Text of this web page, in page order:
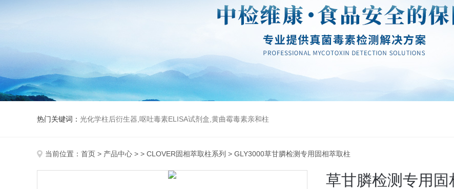
热门关键词： 光化学柱后衍生器,呕吐毒素ELISA试剂盒,黄曲霉毒素亲和柱
当前位置： 首页 > 产品中心 > > CLOVER固相萃取柱系列 > GLY3000草甘膦检测专用固相萃取柱
草甘膦检测专用固